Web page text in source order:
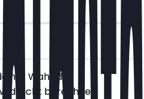
Wahl, die
nicht berechnet.